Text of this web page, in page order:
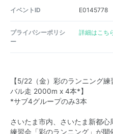
イベントID E0145778
プライバシーポリシ
ー
詳細はこち
【5/22（金）彩のランニング
バル走 2000m x 4本*】
*サブ4グループのみ3本
さいたま市内、さいたま新都
練習会「彩のランニング」が開